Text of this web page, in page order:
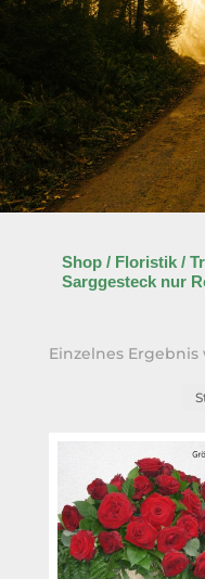
Shop/ Floristik/
Sarggesteck nur
Einzelnes